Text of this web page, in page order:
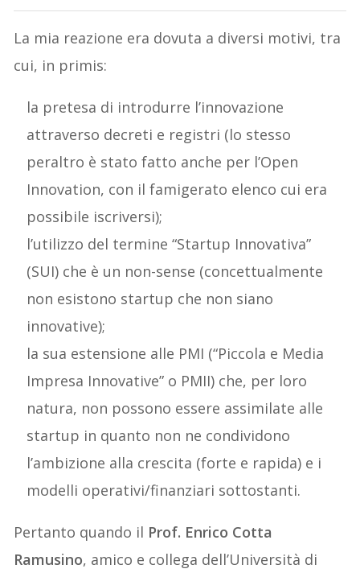
La mia reazione era dovuta a diversi motivi, tra
cui, in primis:
la pretesa di introdurre l’innovazione
attraverso decreti e registri (lo stesso
peraltro è stato fatto anche per l’Open
Innovation, con il famigerato elenco cui era
possibile iscriversi);
l’utilizzo del termine “Startup Innovativa”
(SUI) che è un non-sense (concettualmente
non esistono startup che non siano
innovative);
la sua estensione alle PMI (“Piccola e Media
Impresa Innovative” o PMII) che, per loro
natura, non possono essere assimilate alle
startup in quanto non ne condividono
l’ambizione alla crescita (forte e rapida) e i
modelli operativi/finanziari sottostanti.
Pertanto quando il Prof. Enrico Cotta
Ramusino, amico e collega dell’Università di